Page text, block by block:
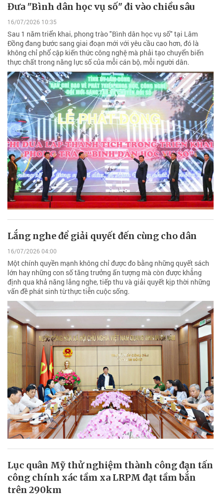
Đưa "Bình dân học vụ số" đi vào chiều sâu
16/07/2026 10:35
Sau 1 năm triển khai, phong trào "Bình dân học vụ số" tại Lâm
Đồng đang bước sang giai đoạn mới với yêu cầu cao hơn, đó là
không chỉ phổ cập kiến thức công nghệ mà phải tạo chuyển biến
thực chất trong năng lực số của mỗi cán bộ, mỗi người dân.
Lắng nghe để giải quyết đến cùng cho dân
16/07/2026 04:00
Một chính quyền mạnh không chỉ được đo bằng những quyết sách
lớn hay những con số tăng trưởng ấn tượng mà còn được khẳng
định qua khả năng lắng nghe, tiếp thu và giải quyết kịp thời những
vấn đề phát sinh từ thực tiễn cuộc sống.
Lục quân Mỹ thử nghiệm thành công đạn tấn
công chính xác tầm xa LRPM đạt tầm bắn
trên 290km